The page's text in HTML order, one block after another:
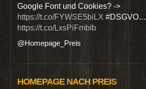
Google Font und Cookies? ->
https://t.co/FYWSE5biLX #DSGVO…
https://t.co/LxsPiFmbIb
@Homepage_Preis
HOMEPAGE NACH PREIS